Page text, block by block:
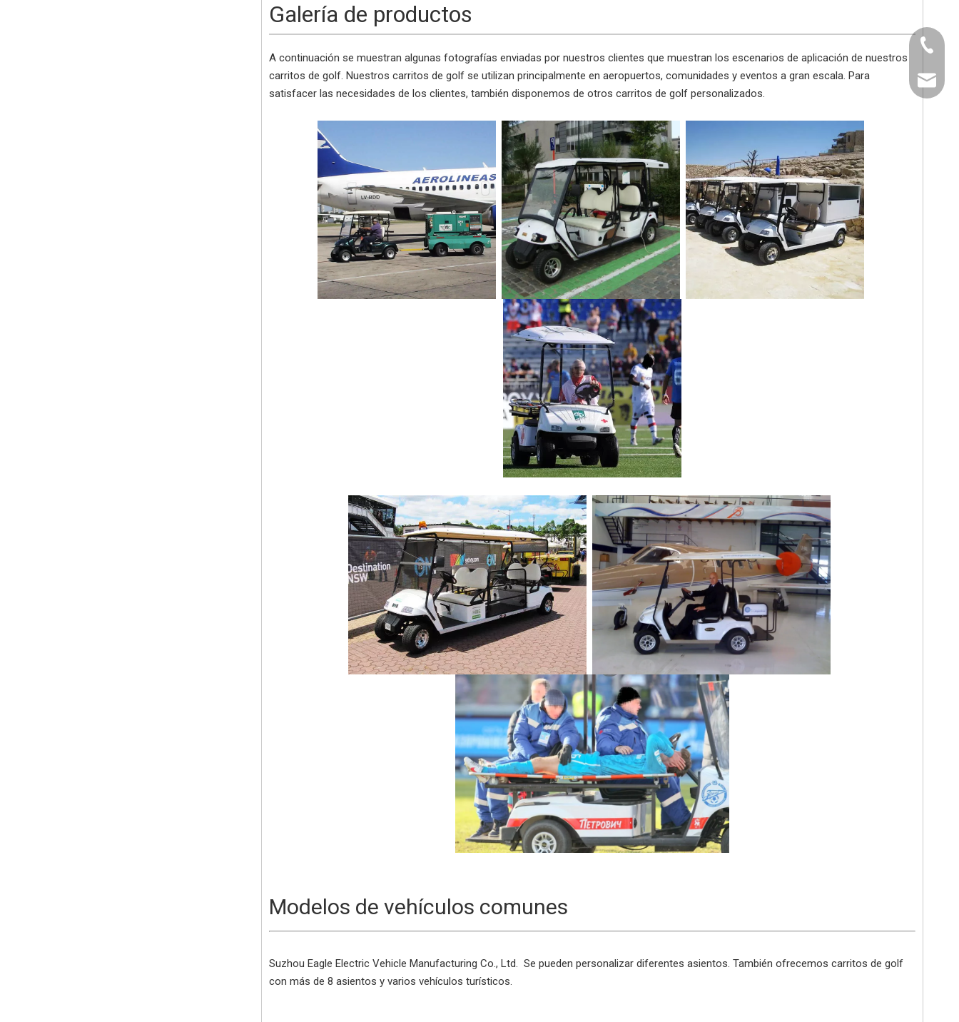
Galería de productos
A continuación se muestran algunas fotografías enviadas por nuestros clientes que muestran los escenarios de aplicación de nuestros
carritos de golf. Nuestros carritos de golf se utilizan principalmente en aeropuertos, comunidades y eventos a gran escala. Para
satisfacer las necesidades de los clientes, también disponemos de otros carritos de golf personalizados.
Modelos de vehículos comunes
Suzhou Eagle Electric Vehicle Manufacturing Co., Ltd. Se pueden personalizar diferentes asientos. También ofrecemos carritos de golf
con más de 8 asientos y varios vehículos turísticos.
+86-